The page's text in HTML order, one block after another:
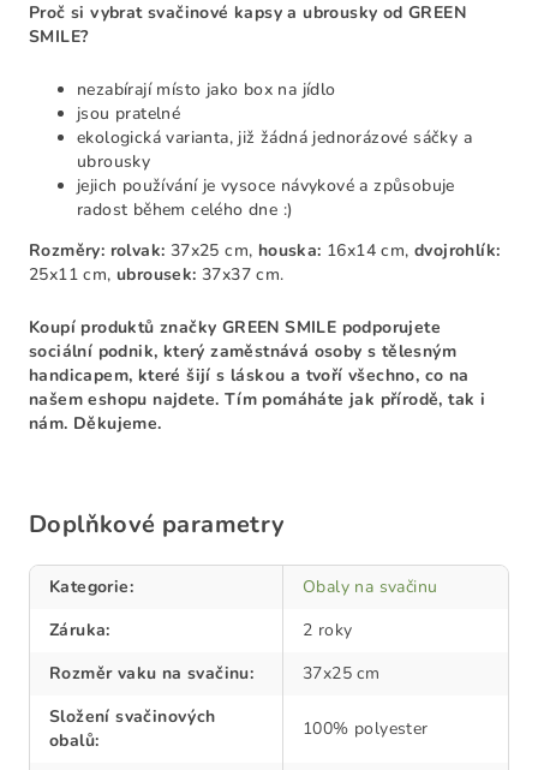
Proč si vybrat svačinové kapsy a ubrousky od GREEN
SMILE?
nezabírají místo jako box na jídlo
jsou pratelné
ekologická varianta, již žádná jednorázové sáčky a
ubrousky
jejich používání je vysoce návykové a způsobuje
radost během celého dne :)
Rozměry: rolvak: 37x25 cm, houska: 16x14 cm,dvojrohlík:
25x11 cm,ubrousek: 37x37 cm.
Koupí produktů značky GREEN SMILE podporujete
sociální podnik, který zaměstnává osoby s tělesným
handicapem, které šijí s láskou a tvoří všechno, co na
našem eshopu najdete. Tím pomáháte jak přírodě, tak i
nám. Děkujeme.
Doplňkové parametry
Kategorie:
Obaly na svačinu
Záruka:
2 roky
Rozměr vaku na svačinu:
37x25 cm
Složení svačinových
obalů:
100% polyester